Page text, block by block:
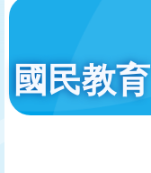
國民教育